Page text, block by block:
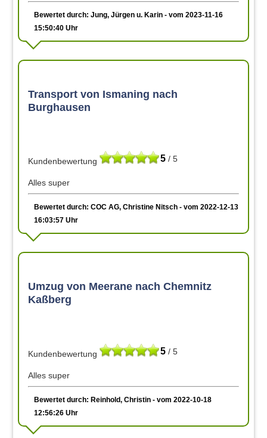
Bewertet durch: Jung, Jürgen u. Karin - vom 2023-11-16
15:50:40 Uhr
Transport von Ismaning nach
Burghausen
5 / 5
Kundenbewertung
Alles super
Bewertet durch: COC AG, Christine Nitsch - vom 2022-12-13
16:03:57 Uhr
Umzug von Meerane nach Chemnitz
Kaßberg
5 / 5
Kundenbewertung
Alles super
Bewertet durch: Reinhold, Christin - vom 2022-10-18
12:56:26 Uhr